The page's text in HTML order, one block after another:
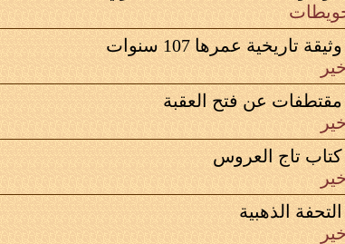
وثيقة تاريخية عمرها 107 سنوات
مقتطفات عن فتح العقبة
كتاب تاج العروس
التحفة الذهبية